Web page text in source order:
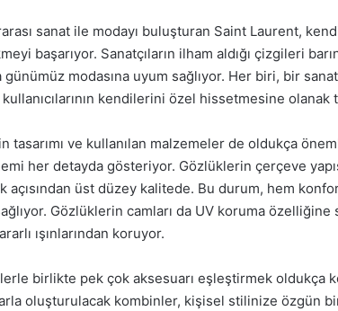
sanat ile modayı buluşturan Saint Laurent,
başarıyor. Sanatçıların ilham aldığı çizgileri
günümüz modasına uyum sağlıyor. Her biri, bir
kendilerini özel hissetmesine olanak
tasarımı ve kullanılan malzemeler de oldukça
her detayda gösteriyor. Gözlüklerin çerçeve
açısından üst düzey kalitede. Bu durum, hem
Gözlüklerin camları da UV koruma özelliğine
ışınlarından koruyor.
birlikte pek çok aksesuarı eşleştirmek oldukça
oluşturulacak kombinler, kişisel stilinize özgün